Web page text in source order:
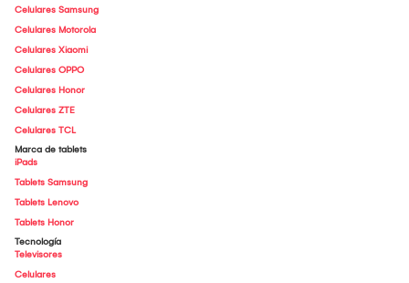
Celulares Samsung
Celulares Motorola
Celulares Xiaomi
Celulares OPPO
Celulares Honor
Celulares ZTE
Celulares TCL
Marca de tablets
iPads
Tablets Samsung
Tablets Lenovo
Tablets Honor
Tecnología
Televisores
Celulares